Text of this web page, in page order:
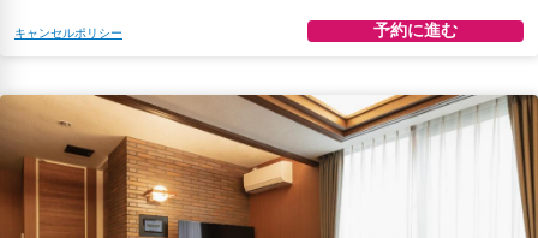
キャンセルポリシー 予約に進む